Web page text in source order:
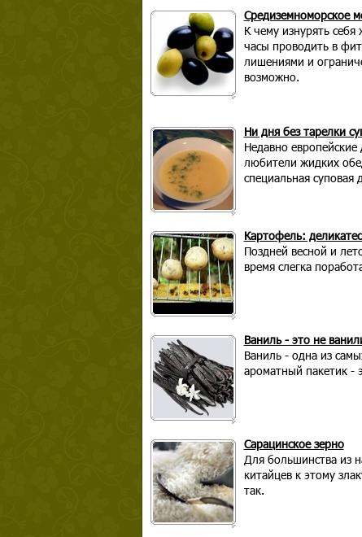
Средиземноморское
К чему изнурять
часы проводить в
лишениями и
возможно.
Ни дня без тарелки
Недавно
любители жидких
специальная суповая
Картофель:
Поздней весной и
время слегка
Ваниль - это не
Ваниль - одна из
ароматный пакетик -
Сарацинское зерно
Для большинства из
китайцев к этому
так.